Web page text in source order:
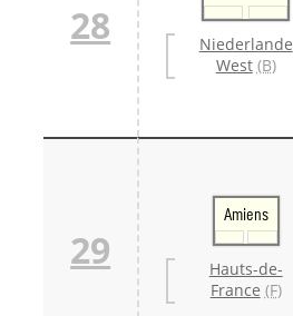
28
Niederlande
West (B)
29
Amiens
Hauts-de-
France (F)